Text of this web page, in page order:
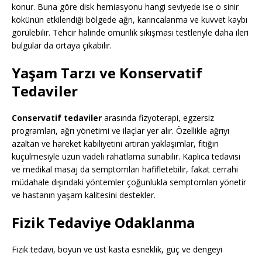
konur. Buna göre disk herniasyonu hangi seviyede ise o sinir
kökünün etkilendiği bölgede ağrı, karıncalanma ve kuvvet kaybı
görülebilir. Tehcir halinde omurilik sıkışması testleriyle daha ileri
bulgular da ortaya çıkabilir.
Yaşam Tarzı ve Konservatif
Tedaviler
Conservatif tedaviler arasında fizyoterapi, egzersiz
programları, ağrı yönetimi ve ilaçlar yer alır. Özellikle ağrıyı
azaltan ve hareket kabiliyetini artıran yaklaşımlar, fıtığın
küçülmesiyle uzun vadeli rahatlama sunabilir. Kaplıca tedavisi
ve medikal masaj da semptomları hafifletebilir, fakat cerrahi
müdahale dışındaki yöntemler çoğunlukla semptomları yönetir
ve hastanın yaşam kalitesini destekler.
Fizik Tedaviye Odaklanma
Fizik tedavi, boyun ve üst kasta esneklik, güç ve dengeyi